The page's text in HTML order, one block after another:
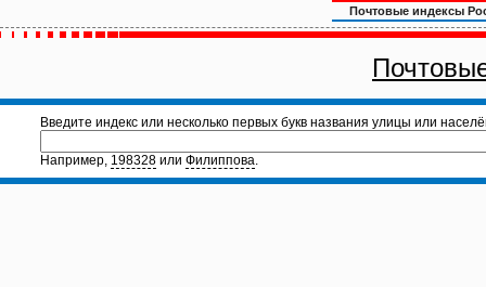
Почтовые индексы
Введите индекс или несколько первых букв названия улицы или
Например, 198328 или Филиппова.